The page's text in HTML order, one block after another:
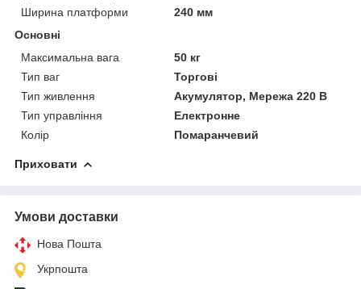
Ширина платформи
240 мм
Основні
Максимальна вага
50 кг
Тип ваг
Торгові
Тип живлення
Акумулятор, Мережа 220 В
Тип управління
Електронне
Колір
Помаранчевий
Приховати
Умови доставки
Нова Пошта
Укрпошта